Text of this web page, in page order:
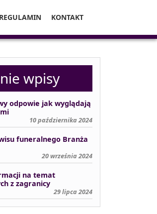
REGULAMIN KONTAKT
wpisy
odpowie jak wyglądają
10 października 2024
funeralnego Branża
20 września 2024
na temat
z zagranicy
29 lipca 2024